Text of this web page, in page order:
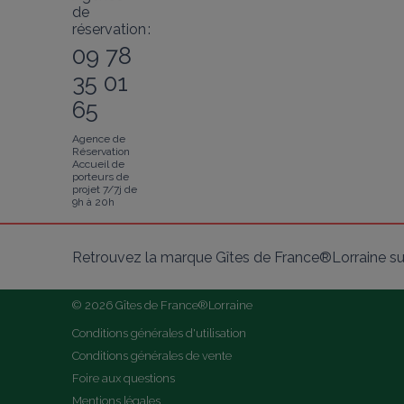
de
réservation :
09 78
35 01
65
Agence de
Réservation
Accueil de
porteurs de
projet 7/7j de
9h à 20h
Retrouvez la marque Gîtes de France®Lorraine
© 2026 Gîtes de France®Lorraine
Conditions générales d'utilisation
Conditions générales de vente
Foire aux questions
Mentions légales